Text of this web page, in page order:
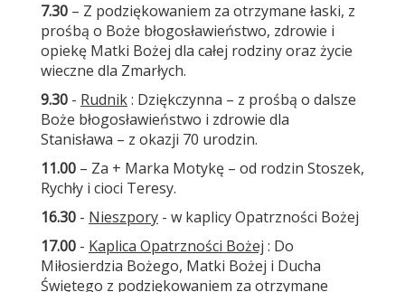
7.30 – Z podziękowaniem za otrzymane łaski, z
prośbą o Boże błogosławieństwo, zdrowie i
opiekę Matki Bożej dla całej rodziny oraz życie
wieczne dla Zmarłych.
9.30 - Rudnik: Dziękczynna – z prośbą o dalsze
Boże błogosławieństwo i zdrowie dla
Stanisława – z okazji 70 urodzin.
11.00 – Za + Marka Motykę – od rodzin Stoszek,
Rychły i cioci Teresy.
16.30 - Nieszpory - w kaplicy Opatrzności Bożej
17.00 - Kaplica Opatrzności Bożej : Do
Miłosierdzia Bożego, Matki Bożej i Ducha
Świętego z podziękowaniem za otrzymane